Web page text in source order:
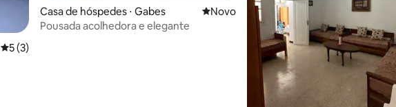
5 de uma avaliação média de 5, 3 avaliações
5 (3)
Casa de hóspedes ⋅ Gabes Novo lugar para ficar
Novo
Pousada acolhedora e elegante